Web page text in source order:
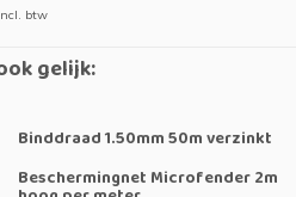
btw
gelijk:
Binddraad 1.50mm 50m verzinkt
Beschermingnet Microfender 2m